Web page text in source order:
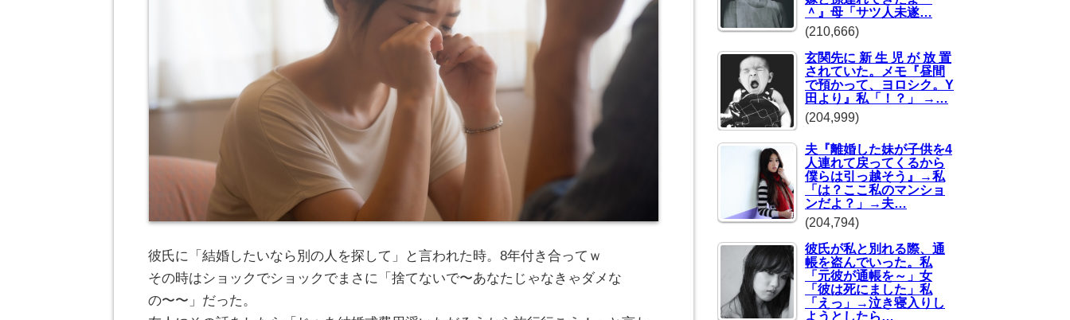
彼氏に「結婚したいなら別の人を探して」と言われた時。8年付き合ってｗ
その時はショックでショックでまさに「捨てないで〜あなたじゃなきゃダメな
の〜〜」だった。
＾』母「サツ人未遂…
(210,666)
玄関先に 新 生 児 が 放 置
されていた。メモ『昼間
で預かって、ヨロシク。Y
田より』私「！？」 →…
(204,999)
夫『離婚した妹が子供を4
人連れて戻ってくるから
僕らは引っ越そう』→私
「は？ここ私のマンショ
ンだよ？」→夫…
(204,794)
彼氏が私と別れる際、通
帳を盗んでいった。私
「元彼が通帳を～」女
「彼は死にました」私
「えっ」→泣き寝入りし
ようとしたら…